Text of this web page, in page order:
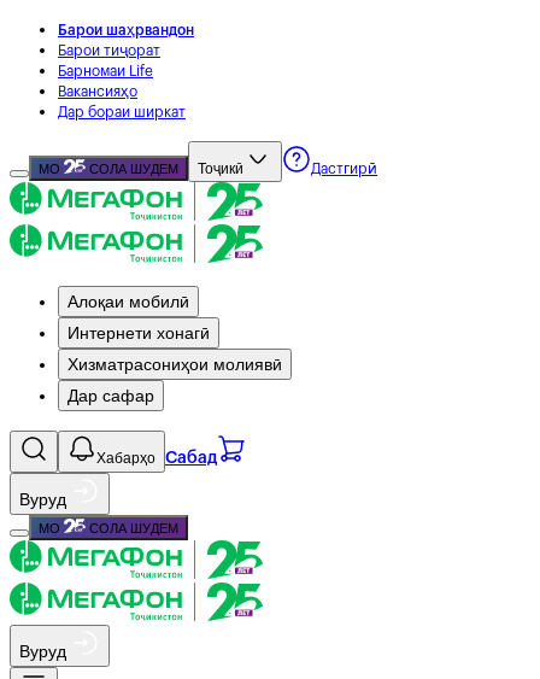
Барои шаҳрвандон
Барои тиҷорат
Барномаи Life
Вакансияҳо
Дар бораи ширкат
МО СОЛА ШУДЕМ Тоҷикӣ Дастгирӣ
Алоқаи мобилӣ
Интернети хонагӣ
Хизматрасониҳои молиявӣ
Дар сафар
Хабарҳо Сабад
Вуруд
МО СОЛА ШУДЕМ
Вуруд